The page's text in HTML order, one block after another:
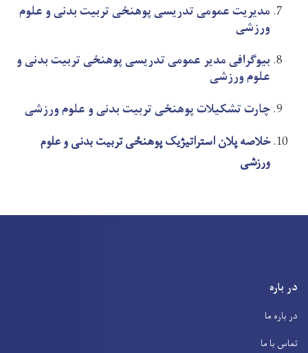
مدیریت عمومی تدریسی پوهنځی تربیت بدنی و علوم
ورزشی
بیوگرافی مدیر عمومی تدریسی پوهنځی تربیت بدنی و
علوم ورزشی
چارت تشکیلات پوهنځی تربیت بدنی و علوم ورزشی
خلاصه پلان استراتیژیک پوهنځی تربیت بدنی و علوم
ورزشی
در باره
در باره ما
تماس با ما